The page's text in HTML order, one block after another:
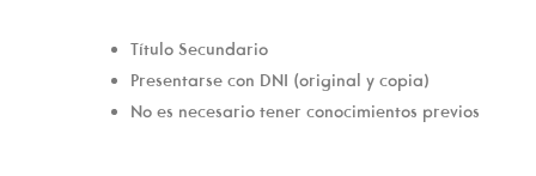
Título Secundario
Presentarse con DNI (original y copia)
No es necesario tener conocimientos previos